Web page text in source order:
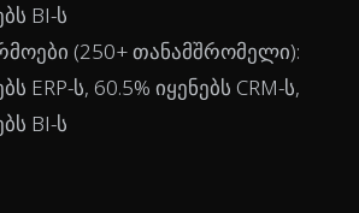
BI-ს
(250+ თანამშრომელი):
ERP-ს, 60.5% იყენებს CRM-ს,
BI-ს